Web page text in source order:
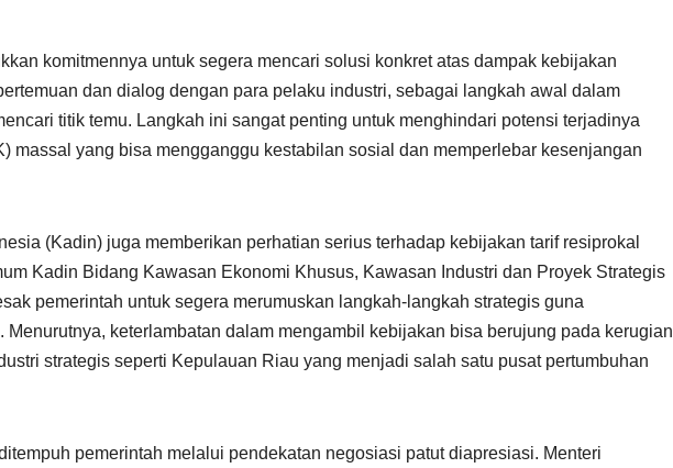
komitmennya untuk segera mencari solusi konkret atas dampak kebijakan
dan dialog dengan para pelaku industri, sebagai langkah awal dalam
titik temu. Langkah ini sangat penting untuk menghindari potensi terjadinya
massal yang bisa mengganggu kestabilan sosial dan memperlebar kesenjangan
(Kadin) juga memberikan perhatian serius terhadap kebijakan tarif resiprokal
Kadin Bidang Kawasan Ekonomi Khusus, Kawasan Industri dan Proyek Strategis
pemerintah untuk segera merumuskan langkah-langkah strategis guna
keterlambatan dalam mengambil kebijakan bisa berujung pada kerugian
strategis seperti Kepulauan Riau yang menjadi salah satu pusat pertumbuhan
pemerintah melalui pendekatan negosiasi patut diapresiasi. Menteri